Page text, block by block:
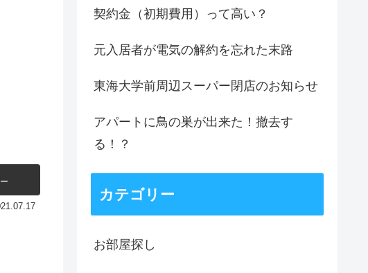
契約金（初期費用）って高い？
元入居者が電気の解約を忘れた末路
東海大学前周辺スーパー閉店のお知らせ
アパートに鳥の巣が出来た！撤去す
る！？
カテゴリー
お部屋探し